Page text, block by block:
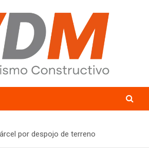
por despojo de terreno